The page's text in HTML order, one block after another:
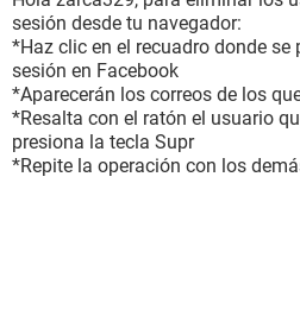
sesión desde tu navegador:
*Haz clic en el recuadro donde se
sesión en Facebook
*Aparecerán los correos de los
*Resalta con el ratón el usuario
presiona la tecla Supr
*Repite la operación con los